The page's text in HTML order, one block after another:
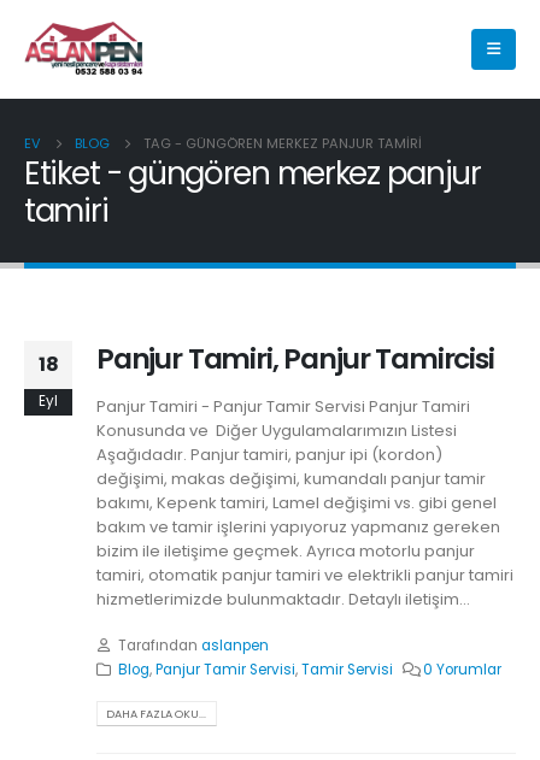
EV BLOG TAG - GÜNGÖREN MERKEZ PANJUR TAMIRI
Etiket - güngören merkez panjur
tamiri
18
Eyl
Panjur Tamiri, Panjur Tamircisi
Panjur Tamiri - Panjur Tamir Servisi Panjur Tamiri
Konusunda ve Diğer Uygulamalarımızın Listesi
Aşağıdadır. Panjur tamiri, panjur ipi (kordon)
değişimi, makas değişimi, kumandalı panjur tamir
bakımı, Kepenk tamiri, Lamel değişimi vs. gibi genel
bakım ve tamir işlerini yapıyoruz yapmanız gereken
bizim ile iletişime geçmek. Ayrıca motorlu panjur
tamiri, otomatik panjur tamiri ve elektrikli panjur tamiri
hizmetlerimizde bulunmaktadır. Detaylı iletişim...
Tarafından aslanpen
Blog,Panjur Tamir Servisi,Tamir Servisi 0 Yorumlar
DAHA FAZLA OKU...